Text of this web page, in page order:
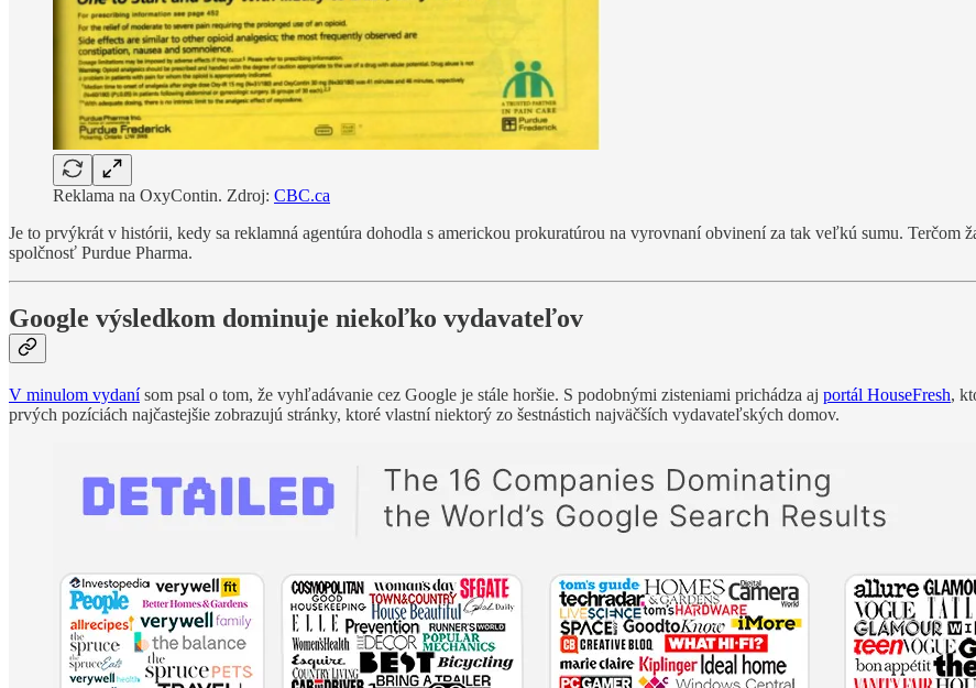
Reklama na OxyContin. Zdroj: CBC.ca
Je to prvýkrát v histórii, kedy sa reklamná agentúra dohodla s americkou prokuratúrou na vyrovnaní obvinení za tak veľkú sumu. Terčom
spolčnosť Purdue Pharma.
Google výsledkom dominuje niekoľko vydavateľov
V minulom vydanísom psal o tom, že vyhľadávanie cez Google je stále horšie. S podobnými zisteniami prichádza aj portál HouseFresh,
prvých pozíciách najčastejšie zobrazujú stránky, ktoré vlastní niektorý zo šestnástich najväčších vydavateľských domov.